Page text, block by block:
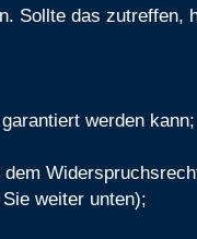
Sollte das zutreffen,
werden kann;
weiter unten);